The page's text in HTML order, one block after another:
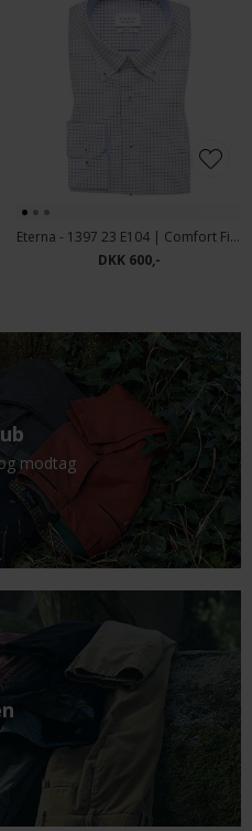
Eterna - 1397 23 E104 | Comfort Fit Skjorte Sand
DKK 600,-
modtag